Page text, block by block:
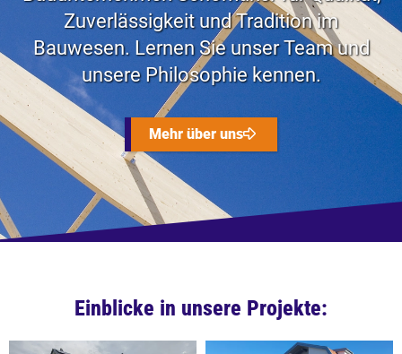
Zuverlässigkeit und Tradition im
Bauwesen. Lernen Sie unser Team und
unsere Philosophie kennen.
Mehr über uns
Einblicke in unsere Projekte: